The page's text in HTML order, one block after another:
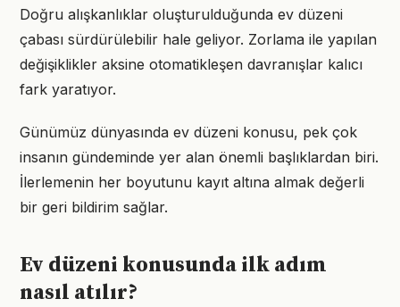
Doğru alışkanlıklar oluşturulduğunda ev düzeni
çabası sürdürülebilir hale geliyor. Zorlama ile yapılan
değişiklikler aksine otomatikleşen davranışlar kalıcı
fark yaratıyor.
Günümüz dünyasında ev düzeni konusu, pek çok
insanın gündeminde yer alan önemli başlıklardan biri.
İlerlemenin her boyutunu kayıt altına almak değerli
bir geri bildirim sağlar.
Ev düzeni konusunda ilk adım
nasıl atılır?